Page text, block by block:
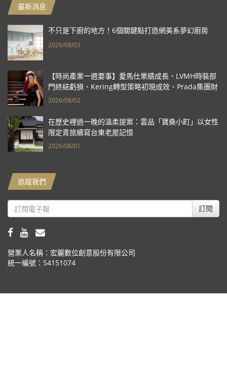
最新消息
不只是下廚的地方！6個關鍵點打造網美系夢幻廚房
2026/08/03
【時尚產業一週要事】愛馬仕業績成長、LVMH時裝部
門終結虧損、Kering轉型策略初現成效、Prada集團財
報亮眼
2026/08/02
在歷史裡過一晚的溫柔提案：雲品「寶桑小町」以女性
限定青旅續寫台東老屋記憶
2026/08/01
追蹤我們
訂閱
營業人名稱：宏麗數位創意股份有限公司
統一編號：54151074